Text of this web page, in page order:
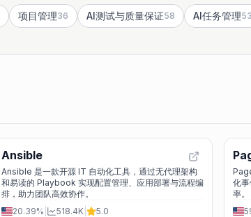
项目管理36 AI测试与质量保证58 AI任务管理53
Ansible
Ansible 是一款开源 IT 自动化工具，通过无代理架构
和易读的 Playbook 实现配置管理、应用部署与流程编
排，助力团队高效协作。
20.39%
518.4K 5.0
化
率。